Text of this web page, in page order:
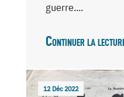
guerre....
Continuer la
12 Déc 2022